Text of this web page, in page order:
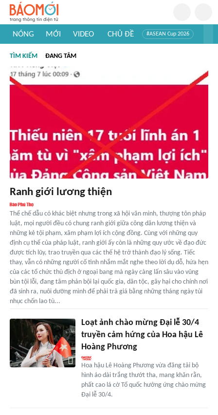
NÓNG MỚI VIDEO CHỦ ĐỀ #ASEAN Cup 2026
#Khám phá thế giới
TÌM KIẾM ĐANG TÂM
Ranh giới lương thiện
Thể chế dẫu có khác biệt nhưng trong xã hội văn minh, thượng tôn pháp
luật, mọi người đều có chung ranh giới giữa công dân lương thiện và
những kẻ tội phạm, xâm phạm lợi ích cộng đồng. Cùng với những quy
định cụ thể của pháp luật, ranh giới ấy còn là những quy ước về đạo đức
được tích lũy, trao truyền qua các thế hệ trở thành đạo lý sống. Tiếc
thay, vẫn có những người cố tình nhắm mắt nghe theo lời dụ dỗ, hứa hẹn
của các tổ chức thù địch ở ngoại bang mà ngày càng lấn sâu vào vũng
bùn tội lỗi, đang tâm phản bội lại quốc gia, dân tộc, gây hại cho chính nơi
đã sinh ra, nuôi dưỡng mình để phải trả giá bằng những tháng ngày tủi
nhục chốn lao tù...
Loạt ảnh chào mừng Đại lễ 30/4
truyền cảm hứng của Hoa hậu Lê
Hoàng Phương
Hoa hậu Lê Hoàng Phương vừa đăng tải bộ
hình áo dài trắng thướt tha, mang khăn rằn,
phất cao lá cờ Tổ quốc hưởng ứng chào mừng
Đại lễ 30/4.